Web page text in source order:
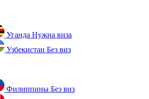
Уганда Нужна виза
Узбекистан Без виз
Филиппины Без виз